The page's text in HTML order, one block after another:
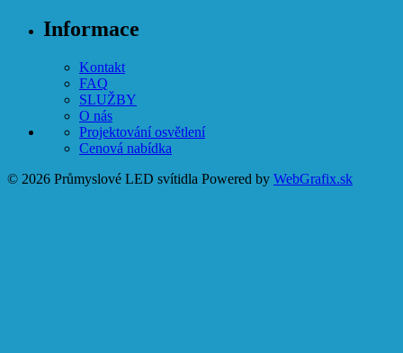
Informace
Kontakt
FAQ
SLUŽBY
O nás
Projektování osvětlení
Cenová nabídka
© 2026 Průmyslové LED svítidla Powered by WebGrafix.sk